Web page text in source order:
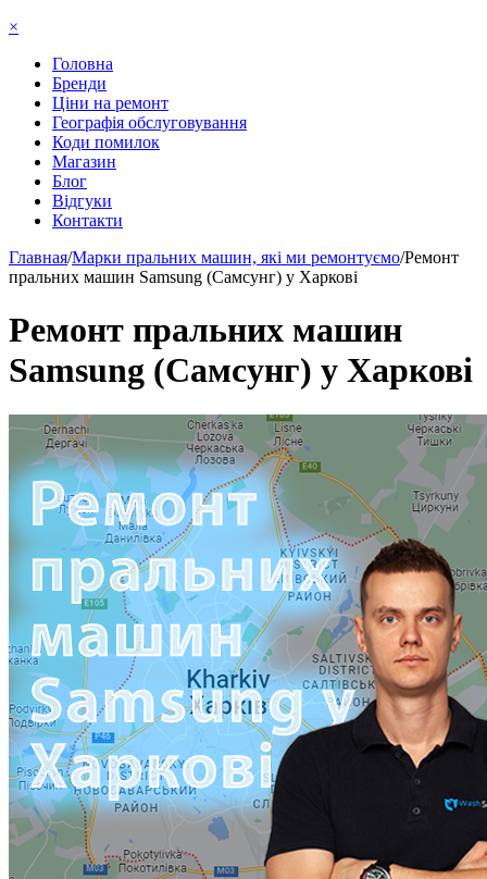
×
Головна
Бренди
Ціни на ремонт
Географія обслуговування
Коди помилок
Магазин
Блог
Відгуки
Контакти
Главная/Марки пральних машин, які ми ремонтуємо/Ремонт
пральних машин Samsung (Самсунг) у Харкові
Ремонт пральних машин
Samsung (Самсунг) у Харкові